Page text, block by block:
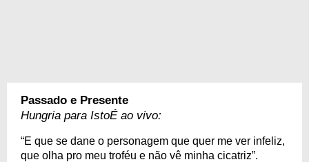
Passado e Presente
Hungria para IstoÉ ao vivo:
“E que se dane o personagem que quer me ver infeliz,
que olha pro meu troféu e não vê minha cicatriz”.